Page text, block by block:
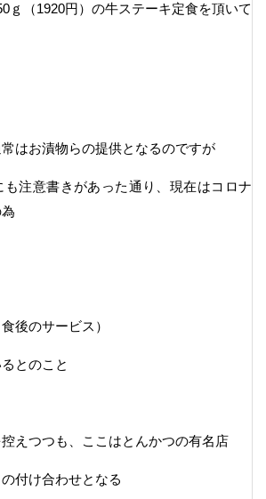
ｇ（1920円）の牛ステーキ定食を頂いて
はお漬物らの提供となるのですが
も注意書きがあった通り、現在はコロナ
後のサービス）
とのこと
えつつも、ここはとんかつの有名店
付け合わせとなる